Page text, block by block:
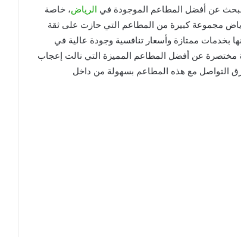
عن أفضل المطاعم الموجودة في الرياض، خاصة
مجموعة كبيرة من المطاعم التي حازت على ثقة
بخدمات ممتازة وأسعار تنافسية وجودة عالية في
مختصرة عن أفضل المطاعم المميزة التي نالت إعجاب
التواصل مع هذه المطاعم بسهولة من داخل